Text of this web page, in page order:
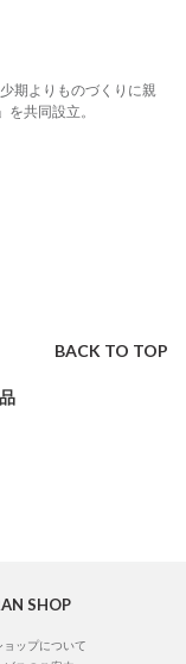
期よりものづくりに親
共同設立。
BACK TO TOP
SHOP
ップについて